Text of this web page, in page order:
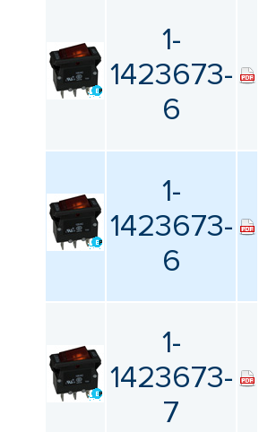
1-
1423673-
6
1-
1423673-
6
1-
1423673-
7